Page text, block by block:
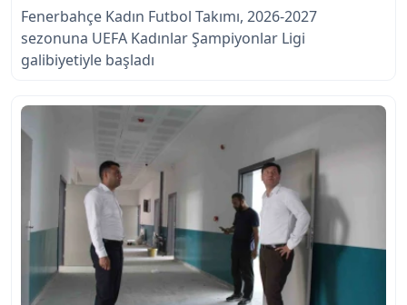
Fenerbahçe Kadın Futbol Takımı, 2026-2027
sezonuna UEFA Kadınlar Şampiyonlar Ligi
galibiyetiyle başladı